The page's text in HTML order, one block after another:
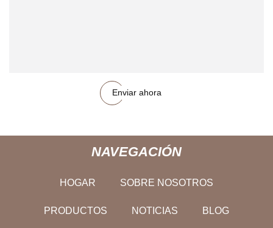
Enviar ahora
NAVEGACIÓN
HOGAR SOBRE NOSOTROS
PRODUCTOS NOTICIAS BLOG